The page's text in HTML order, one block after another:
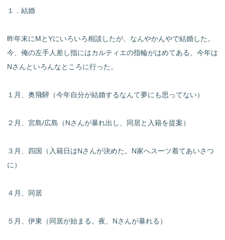
１．結婚
昨年末にMとYにいろいろ相談したが、なんやかんやで結婚した。
今、俺の左手人差し指にはカルティエの指輪がはめてある。今年は
Nさんといろんなところに行った。
１月、奥飛騨（今年自分が結婚するなんて夢にも思ってない）
２月、宮島/広島（Nさんが暴れ出し、同居と入籍を提案）
３月、四国（入籍日はNさんが決めた。N家へスーツ着てあいさつ
に）
４月、同居
５月、伊東（同居が始まる。夜、Nさんが暴れる）